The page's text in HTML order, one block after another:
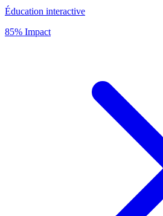
Éducation interactive
85% Impact